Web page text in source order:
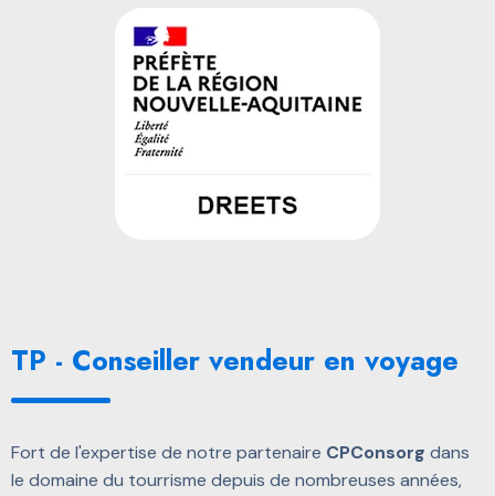
TP - Conseiller vendeur en voyage
Fort de l'expertise de notre partenaire CPConsorg dans
le domaine du tourrisme depuis de nombreuses années,